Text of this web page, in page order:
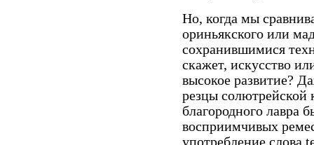
Но, когда мы
ориньякского или
сохранившимися
скажет, искусство
высокое развитие?
резцы солютрейской
благородного лавра
восприимчивых
употребление слова